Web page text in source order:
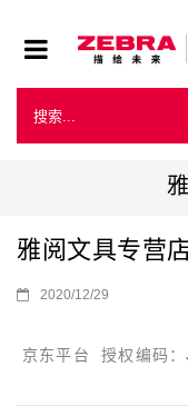
雅阅文具专营
2020/12/29
京东平台 授权编码